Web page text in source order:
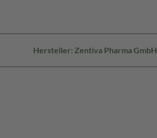
Hersteller: Zentiva Pharma GmbH